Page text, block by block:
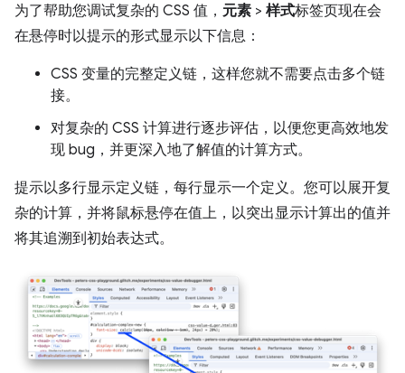
为了帮助您调试复杂的 CSS 值， 元素 > 样式标签页现在会
在悬停时以提示的形式显示以下信息：
CSS 变量的完整定义链，这样您就不需要点击多个链
接。
对复杂的 CSS 计算进行逐步评估，以便您更高效地发
现 bug，并更深入地了解值的计算方式。
提示以多行显示定义链，每行显示一个定义。您可以展开复
杂的计算，并将鼠标悬停在值上，以突出显示计算出的值并
将其追溯到初始表达式。